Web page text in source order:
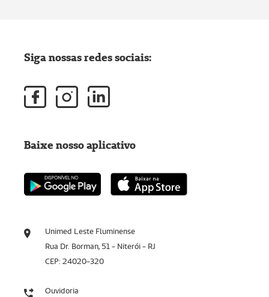
Unimed Leste Fluminense
Rua Dr. Borman, 51 - Niterói - RJ
CEP: 24020-320
Ouvidoria
Siga nossas redes sociais:
Baixe nosso aplicativo